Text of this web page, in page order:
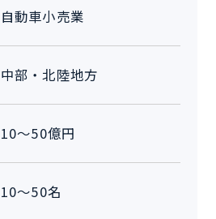
自動車小売業
中部・北陸地方
10～50億円
10～50名